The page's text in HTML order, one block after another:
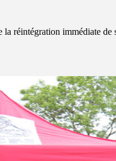
la réintégration immédiate